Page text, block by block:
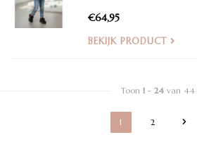
€64,95
BEKIJK PRODUCT
Toon 1- 24van 44
1 2